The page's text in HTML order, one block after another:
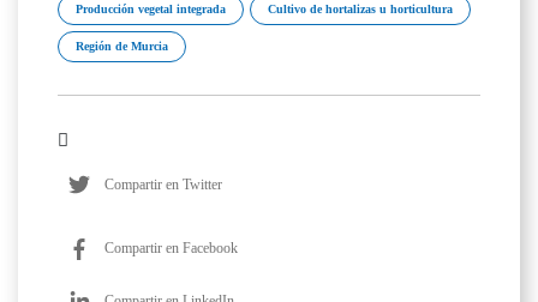
Producción vegetal integrada Cultivo de hortalizas u horticultura
Región de Murcia
Compartir en Twitter
Compartir en Facebook